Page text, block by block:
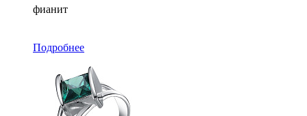
фианит
Подробнее